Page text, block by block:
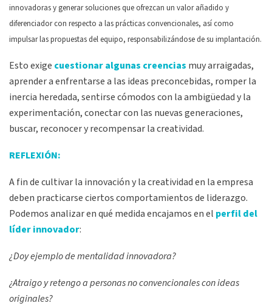
innovadoras y generar soluciones que ofrezcan un valor añadido y
diferenciador con respecto a las prácticas convencionales, así como
impulsar las propuestas del equipo, responsabilizándose de su implantación.
Esto exige cuestionar algunas creencias muy arraigadas,
aprender a enfrentarse a las ideas preconcebidas, romper la
inercia heredada, sentirse cómodos con la ambigüedad y la
experimentación, conectar con las nuevas generaciones,
buscar, reconocer y recompensar la creatividad.
REFLEXIÓN:
A fin de cultivar la innovación y la creatividad en la empresa
deben practicarse ciertos comportamientos de liderazgo.
Podemos analizar en qué medida encajamos en el perfil del
líder innovador:
¿Doy ejemplo de mentalidad innovadora?
¿Atraigo y retengo a personas no convencionales con ideas
originales?